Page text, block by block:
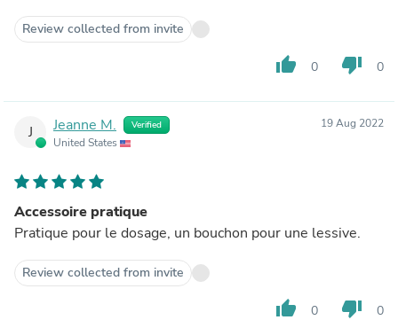
Review collected from invite
thumb_up 0 thumb_down 0
J Jeanne M. Verified
United States
19 Aug 2022
Accessoire pratique
Pratique pour le dosage, un bouchon pour une lessive.
Review collected from invite
thumb_up 0 thumb_down 0